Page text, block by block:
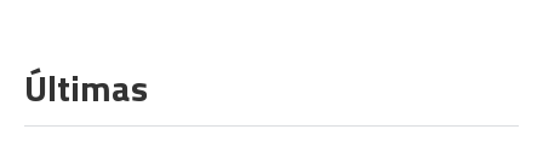
Últimas